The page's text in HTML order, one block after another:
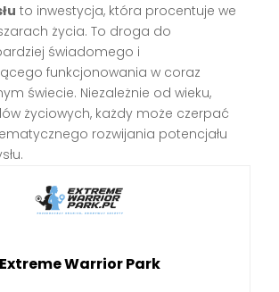
to inwestycja, która procentuje we
życia. To droga do
świadomego i
funkcjonowania w coraz
świecie. Niezależnie od wieku,
życiowych, każdy może czerpać
rozwijania potencjału
Extreme Warrior Park